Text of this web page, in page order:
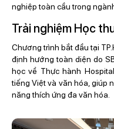
nghiệp toàn cầu trong
Trải nghiệm Học
Chương trình bắt đầu tại
định hướng toàn diện do
học về Thực hành
tiếng Việt và văn hóa, giúp
năng thích ứng đa văn hóa.